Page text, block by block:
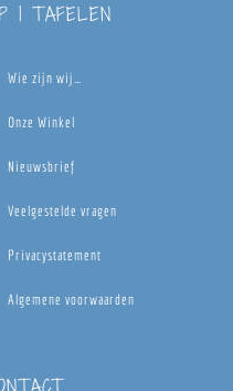
| TAFELEN
Wie zijn wij…
Onze Winkel
Nieuwsbrief
Veelgestelde vragen
Privacystatement
Algemene voorwaarden